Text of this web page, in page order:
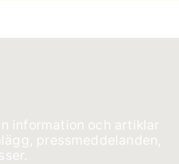
information och artiklar
pressmeddelanden,